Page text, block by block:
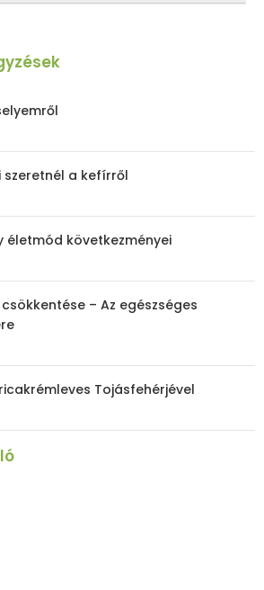
szeretnél a kefírről
életmód következményei
– Az egészséges
Tojásfehérjével